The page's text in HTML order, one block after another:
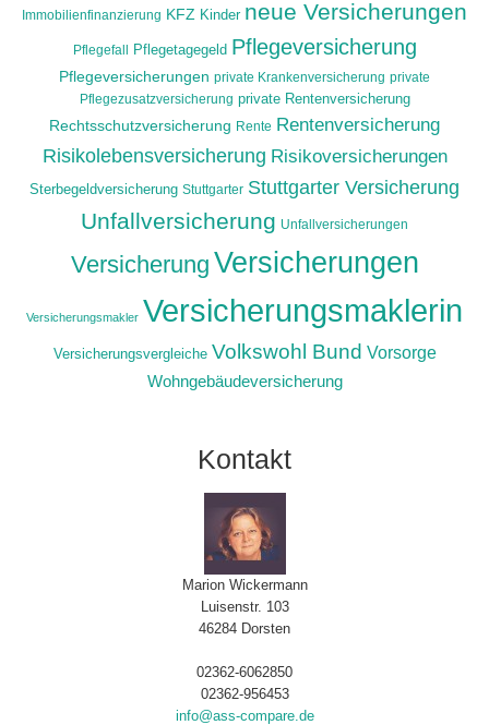
Immobilienfinanzierung KFZ Kinder neue Versicherungen
Pflegefall Pflegetagegeld Pflegeversicherung
Pflegeversicherungen private Krankenversicherung private
Pflegezusatzversicherung private Rentenversicherung
Rechtsschutzversicherung Rente Rentenversicherung
Risikolebensversicherung Risikoversicherungen
Sterbegeldversicherung Stuttgarter Stuttgarter Versicherung
Unfallversicherung Unfallversicherungen
Versicherung Versicherungen
Versicherungsmakler Versicherungsmaklerin
Versicherungsvergleiche Volkswohl Bund Vorsorge
Wohngebäudeversicherung
Kontakt
Marion Wickermann
Luisenstr. 103
46284 Dorsten
02362-6062850
02362-956453
info@ass-compare.de